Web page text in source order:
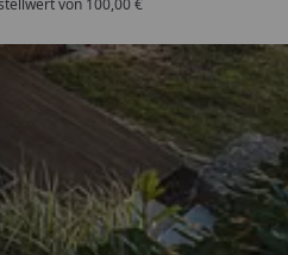
von 100,00 €
Shops
4,81/ 5